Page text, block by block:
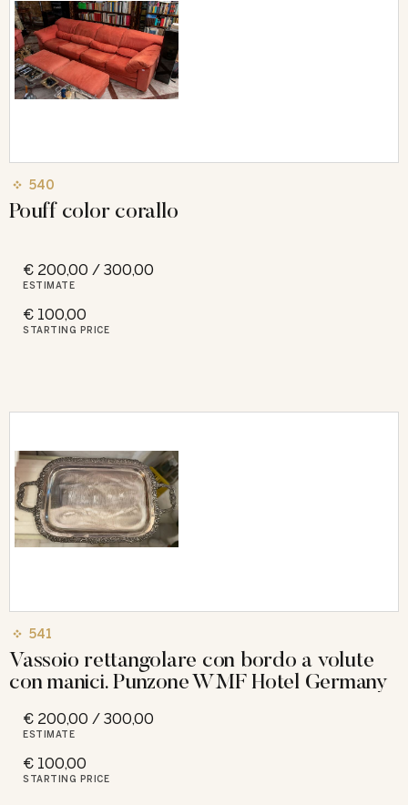
540
Pouff color corallo
€ 200,00 / 300,00
ESTIMATE
€ 100,00
STARTING PRICE
541
Vassoio rettangolare con bordo a volute
con manici. Punzone WMF Hotel Germany
€ 200,00 / 300,00
ESTIMATE
€ 100,00
STARTING PRICE